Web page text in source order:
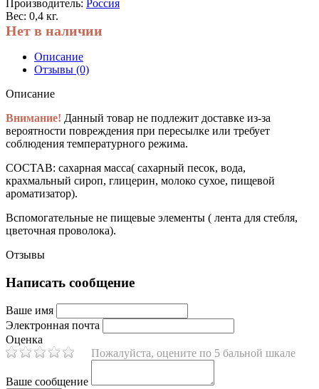
Производитель: Россия
Вес: 0,4 кг.
Нет в наличии
Описание
Отзывы (0)
Описание
Внимание! Данный товар не подлежит доставке из-за
вероятности повреждения при пересылке или требует
соблюдения температурного режима.
СОСТАВ: сахарная масса( сахарный песок, вода,
крахмальный сироп, глицерин, молоко сухое, пищевой
ароматизатор).
Вспомогательные не пищевые элементы ( лента для стебля,
цветочная проволока).
Отзывы
Написать сообщение
Ваше имя
Электронная почта
Оценка
Пожалуйста, оцените по 5 бальной шкале
Ваше сообщение